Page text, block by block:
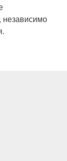
независимо